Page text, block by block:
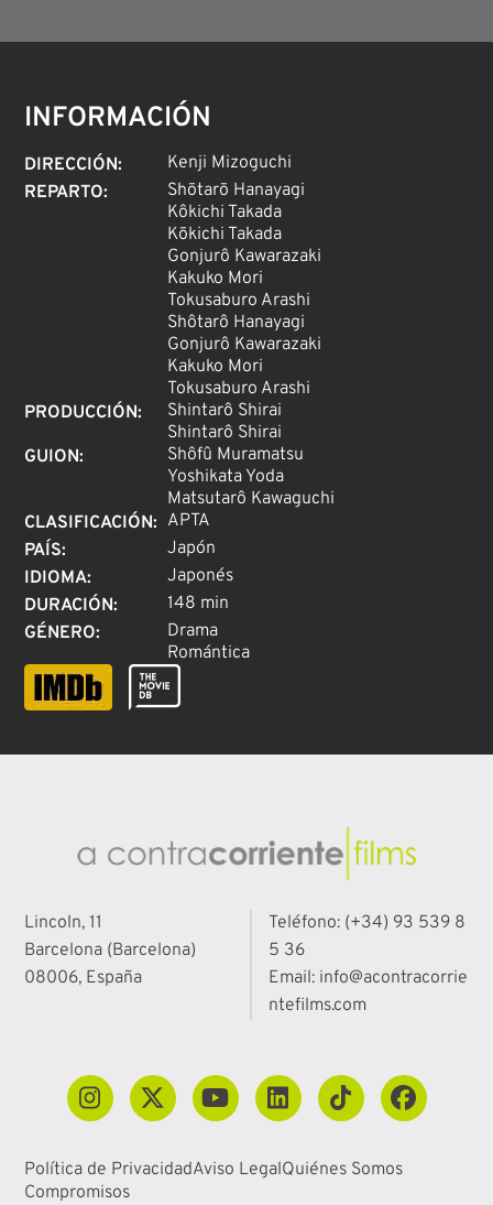
INFORMACIÓN
DIRECCIÓN:
Kenji Mizoguchi
REPARTO:
Shōtarō Hanayagi
Kôkichi Takada
Kōkichi Takada
Gonjurô Kawarazaki
Kakuko Mori
Tokusaburo Arashi
Shôtarô Hanayagi
Gonjurô Kawarazaki
Kakuko Mori
Tokusaburo Arashi
PRODUCCIÓN:
Shintarô Shirai
Shintarô Shirai
GUION:
Shôfû Muramatsu
Yoshikata Yoda
Matsutarô Kawaguchi
CLASIFICACIÓN: APTA
PAÍS:
Japón
IDIOMA:
Japonés
DURACIÓN:
148 min
GÉNERO:
Drama
Romántica
Lincoln, 11
Barcelona (Barcelona)
08006, España
Teléfono: (+34) 93 539 8
5 36
Email: info@acontracorrie
ntefilms.com
Política de PrivacidadAviso LegalQuiénes Somos
Compromisos